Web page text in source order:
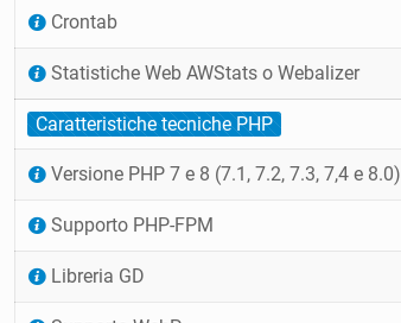
Crontab
Statistiche Web AWStats o Webalizer
Caratteristiche tecniche PHP
Versione PHP 7 e 8 (7.1, 7.2, 7.3, 7,4 e 8.0)
Supporto PHP-FPM
Libreria GD